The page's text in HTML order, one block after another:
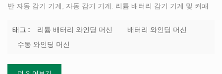
반 자동 감기 기계, 자동 감기 기계. 리튬 배터리 감기 기계 및 커패
감기 기계, 감기 기계, 한국 일본 감기 기계. 배터리 제조업체는 일반
적으로 소규모 주로 저렴한 가격으로 인해 국내 와인딩 머신을 선택
ATL, 박, 신, 삼성, LG 등과 같은 한국 및 일본 와인딩 머신 와인딩
태그 : 리튬 배터리 와인딩 머신
배터리 와인딩 머신
수동 와인딩 머신